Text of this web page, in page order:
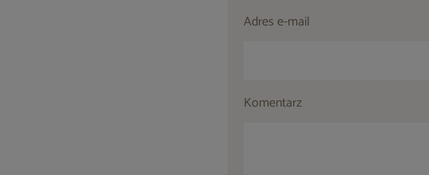
Adres e-mail
Komentarz